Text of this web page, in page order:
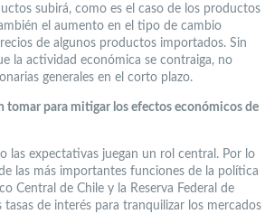
subirá, como es el caso de los productos
el aumento en el tipo de cambio
de algunos productos importados. Sin
la actividad económica se contraiga, no
generales en el corto plazo.
tomar para mitigar los efectos económicos de
las expectativas juegan un rol central. Por lo
las más importantes funciones de la política
Central de Chile y la Reserva Federal de
tasas de interés para tranquilizar los mercados